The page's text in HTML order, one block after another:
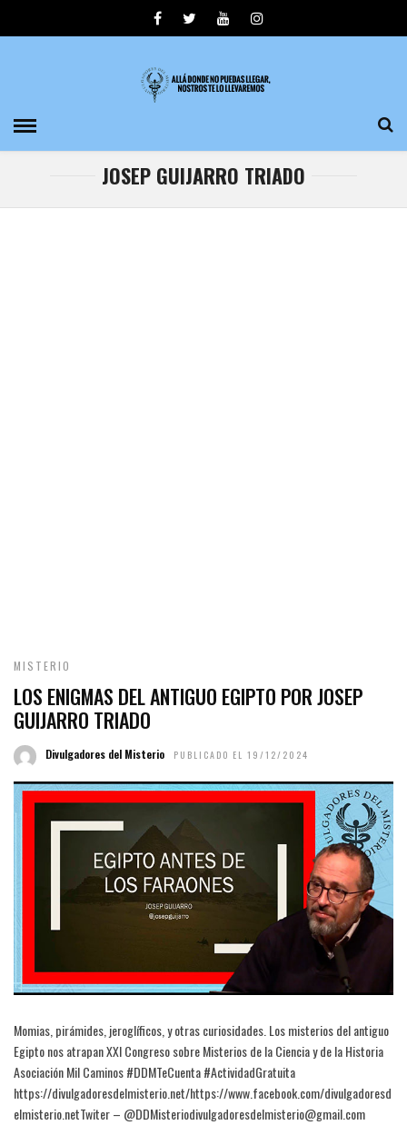
JOSEP GUIJARRO TRIADO
MISTERIO
LOS ENIGMAS DEL ANTIGUO EGIPTO POR JOSEP
GUIJARRO TRIADO
Divulgadores del Misterio PUBLICADO EL 19/12/2024
Momias, pirámides, jeroglíficos, y otras curiosidades. Los misterios del antiguo
Egipto nos atrapan XXI Congreso sobre Misterios de la Ciencia y de la Historia
Asociación Mil Caminos #DDMTeCuenta #ActividadGratuita
https://divulgadoresdelmisterio.net/https://www.facebook.com/divulgadoresd
elmisterio.netTwiter – @DDMisteriodivulgadoresdelmisterio@gmail.com